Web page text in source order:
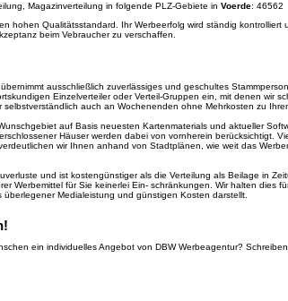
Magazinverteilung in folgende PLZ-Gebiete in Voerde: 46562
hohen Qualitätsstandard. Ihr Werbeerfolg wird ständig kontrolliert
beim Vebraucher zu verschaffen.
ausschließlich zuverlässiges und geschultes
Einzelverteiler oder Verteil-Gruppen ein, mit denen wir
auch an Wochenenden ohne Mehrkosten zu
auf Basis neuesten Kartenmaterials und aktueller
Häuser werden dabei von vornherein berücksichtigt.
wir Ihnen anhand von Stadtplänen, wie weit das
und ist kostengünstiger als die Verteilung als Beilage in
Werbemittel für Sie keinerlei Ein- schränkungen. Wir halten dies
Medialeistung und günstigen Kosten darstellt.
ein individuelles Angebot von DBW Werbeagentur?